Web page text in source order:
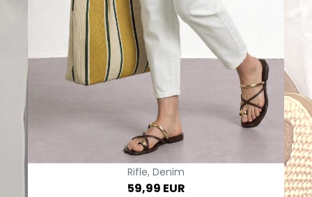
Rifle, Denim
59,99 EUR